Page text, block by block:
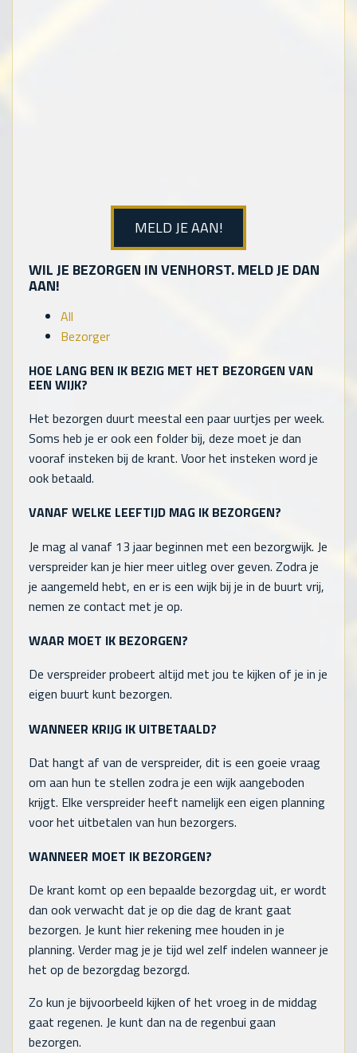
MELD JE AAN!
WIL JE BEZORGEN IN VENHORST. MELD JE DAN
AAN!
All
Bezorger
HOE LANG BEN IK BEZIG MET HET BEZORGEN VAN
EEN WIJK?
Het bezorgen duurt meestal een paar uurtjes per week.
Soms heb je er ook een folder bij, deze moet je dan
vooraf insteken bij de krant. Voor het insteken word je
ook betaald.
VANAF WELKE LEEFTIJD MAG IK BEZORGEN?
Je mag al vanaf 13 jaar beginnen met een bezorgwijk. Je
verspreider kan je hier meer uitleg over geven. Zodra je
je aangemeld hebt, en er is een wijk bij je in de buurt vrij,
nemen ze contact met je op.
WAAR MOET IK BEZORGEN?
De verspreider probeert altijd met jou te kijken of je in je
eigen buurt kunt bezorgen.
WANNEER KRIJG IK UITBETAALD?
Dat hangt af van de verspreider, dit is een goeie vraag
om aan hun te stellen zodra je een wijk aangeboden
krijgt. Elke verspreider heeft namelijk een eigen planning
voor het uitbetalen van hun bezorgers.
WANNEER MOET IK BEZORGEN?
De krant komt op een bepaalde bezorgdag uit, er wordt
dan ook verwacht dat je op die dag de krant gaat
bezorgen. Je kunt hier rekening mee houden in je
planning. Verder mag je je tijd wel zelf indelen wanneer je
het op de bezorgdag bezorgd.
Zo kun je bijvoorbeeld kijken of het vroeg in de middag
gaat regenen. Je kunt dan na de regenbui gaan
bezorgen.